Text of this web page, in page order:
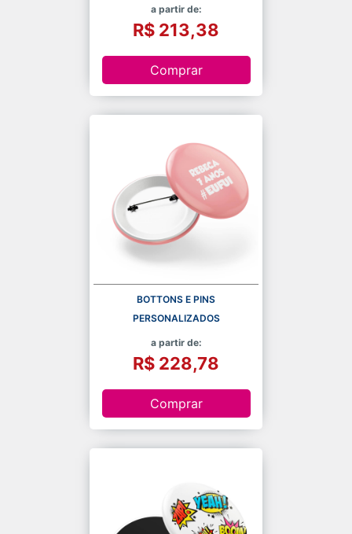
a partir de:
R$ 213,38
Comprar
BOTTONS E PINS
PERSONALIZADOS
a partir de:
R$ 228,78
Comprar